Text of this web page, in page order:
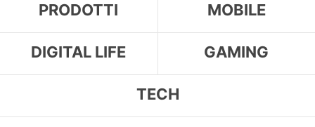
PRODOTTI MOBILE
DIGITAL LIFE GAMING
TECH